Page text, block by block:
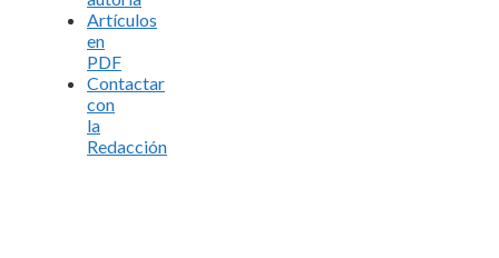
Artículos
en
PDF
Contactar
con
la
Redacción